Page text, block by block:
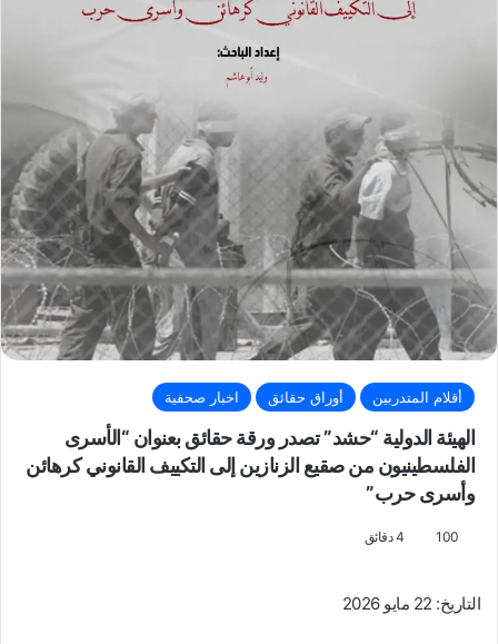
أقلام المتدربين أوراق حقائق اخبار صحفية
الهيئة الدولية “حشد” تصدر ورقة حقائق بعنوان “الأسرى
الفلسطينيون من صقيع الزنازين إلى التكييف القانوني كرهائن
وأسرى حرب”
100
التاريخ: 22 مايو 2026